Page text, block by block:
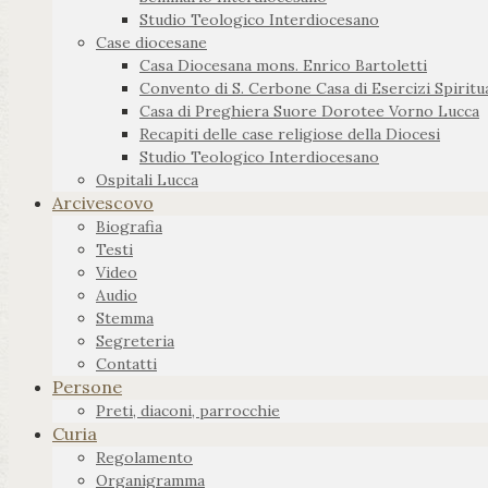
Studio Teologico Interdiocesano
Case diocesane
Casa Diocesana mons. Enrico Bartoletti
Convento di S. Cerbone Casa di Esercizi
Casa di Preghiera Suore Dorotee Vorno Lucca
Recapiti delle case religiose della Diocesi
Studio Teologico Interdiocesano
Ospitali Lucca
Arcivescovo
Biografia
Testi
Video
Audio
Stemma
Segreteria
Contatti
Persone
Preti, diaconi, parrocchie
Curia
Regolamento
Organigramma